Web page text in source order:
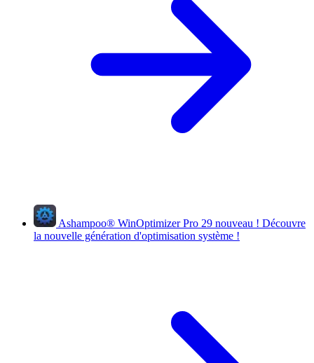
Ashampoo® WinOptimizer Pro 29 nouveau ! Découvre
la nouvelle génération d'optimisation système !